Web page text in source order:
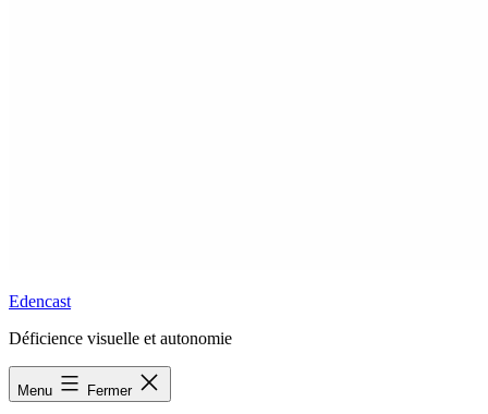
Edencast
Déficience visuelle et autonomie
Menu Fermer